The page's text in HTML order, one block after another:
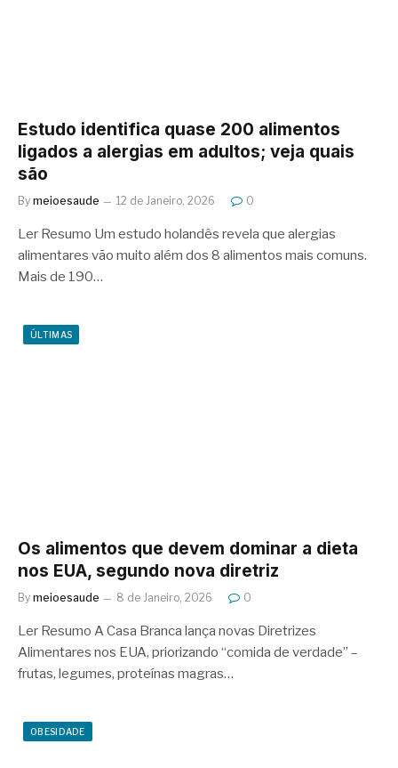
Estudo identifica quase 200 alimentos
ligados a alergias em adultos; veja quais
são
By meioesaude 12 de Janeiro, 2026 0
Ler Resumo Um estudo holandês revela que alergias
alimentares vão muito além dos 8 alimentos mais comuns.
Mais de 190…
ÚLTIMAS
Os alimentos que devem dominar a dieta
nos EUA, segundo nova diretriz
By meioesaude 8 de Janeiro, 2026 0
Ler Resumo A Casa Branca lança novas Diretrizes
Alimentares nos EUA, priorizando “comida de verdade” –
frutas, legumes, proteínas magras…
OBESIDADE